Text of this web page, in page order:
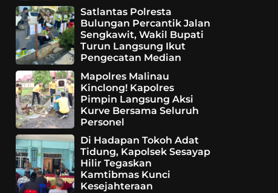
Satlantas Polresta
Bulungan Percantik Jalan
Sengkawit, Wakil Bupati
Turun Langsung Ikut
Pengecatan Median
Mapolres Malinau
Kinclong! Kapolres
Pimpin Langsung Aksi
Kurve Bersama Seluruh
Personel
Di Hadapan Tokoh Adat
Tidung, Kapolsek Sesayap
Hilir Tegaskan
Kamtibmas Kunci
Kesejahteraan